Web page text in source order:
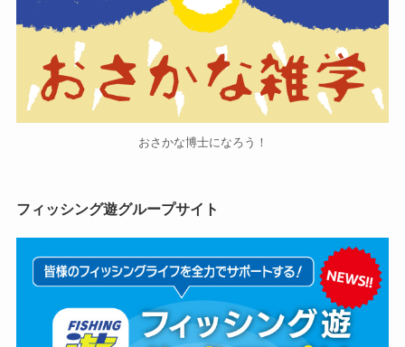
おさかな博士になろう！
フィッシング遊グループサイト